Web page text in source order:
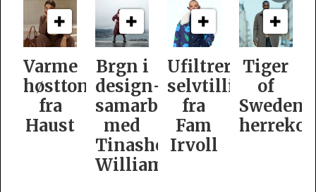
Brgn i
design­
samarbeid
med
Williamson
Ufiltrert
selvtillit
fra
Fam
Irvoll
Tiger
of
Swedens
herrekolleksjon
Slik
er
dame­